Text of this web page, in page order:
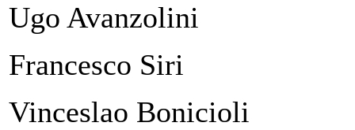
Ugo Avanzolini
Francesco Siri
Vinceslao Bonicioli